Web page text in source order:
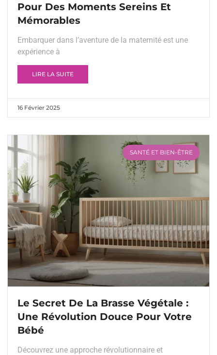
Pour Des Moments Sereins Et
Mémorables
Embarquer dans l’aventure de la maternité est une
expérience à
LIRE LA SUITE
16 Février 2025
SANTÉ ET BIEN-ÊTRE
Le Secret De La Brasse Végétale :
Une Révolution Douce Pour Votre
Bébé
Découvrez une approche révolutionnaire et